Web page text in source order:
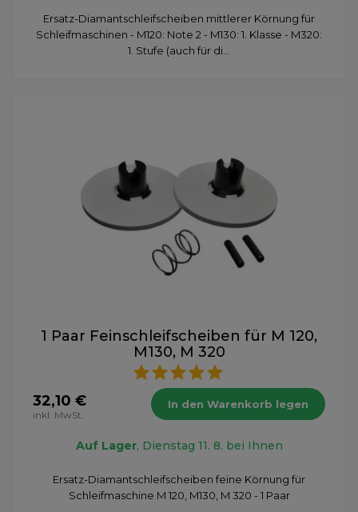
Ersatz-Diamantschleifscheiben mittlerer Körnung für
Schleifmaschinen - M120: Note 2 - M130: 1. Klasse - M320:
1. Stufe (auch für di...
1 Paar Feinschleifscheiben für M 120,
M130, M 320
32,10 €
inkl. MwSt.
In den Warenkorb legen
Auf Lager, Dienstag 11. 8. bei Ihnen
Ersatz-Diamantschleifscheiben feine Körnung für
Schleifmaschine M 120, M130, M 320 - 1 Paar